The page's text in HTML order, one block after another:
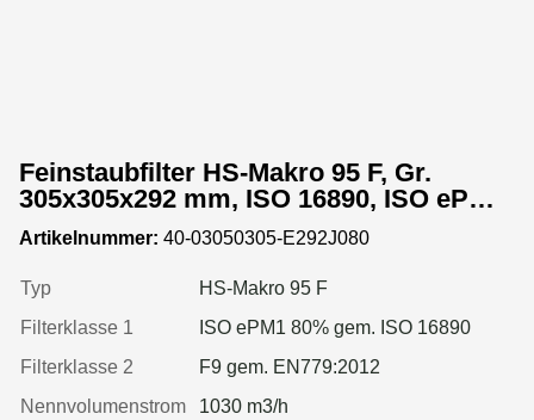
Feinstaubfilter HS-Makro 95 F, Gr.
305x305x292 mm, ISO 16890, ISO ePM1
80%, Rahmen: MDF, Dichtung: einseitig,
geschäumt
Artikelnummer: 40-03050305-E292J080
Typ
HS-Makro 95 F
Filterklasse 1
ISO ePM1 80% gem. ISO 16890
Filterklasse 2
F9 gem. EN779:2012
Nennvolumenstrom
1030 m3/h